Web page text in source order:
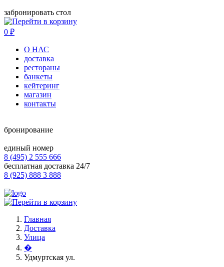
забронировать стол
0 ₽
О НАС
доставка
рестораны
банкеты
кейтеринг
магазин
контакты
бронирование
единый номер
8 (495) 2 555 666
бесплатная доставка 24/7
8 (925) 888 3 888
Главная
Доставка
Улица
�
Удмуртская ул.